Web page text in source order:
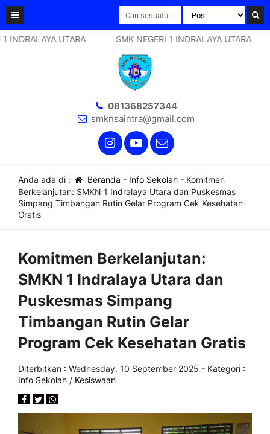
UTARA SMK NEGERI 1 INDRALAYA UTARA
081368257344
smknsaintra@gmail.com
Anda ada di : Beranda - Info Sekolah- Komitmen
Berkelanjutan: SMKN 1 Indralaya Utara dan Puskesmas
Simpang Timbangan Rutin Gelar Program Cek Kesehatan
Gratis
Komitmen Berkelanjutan:
SMKN 1 Indralaya Utara dan
Puskesmas Simpang
Timbangan Rutin Gelar
Program Cek Kesehatan Gratis
Diterbitkan : Wednesday, 10 September 2025 - Kategori :
Info Sekolah / Kesiswaan